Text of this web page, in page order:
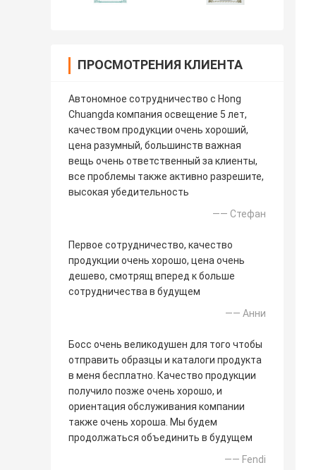
ПРОСМОТРЕНИЯ КЛИЕНТА
Автономное сотрудничество с Hong
Chuangda компания освещение 5 лет,
качеством продукции очень хороший,
цена разумный, большинств важная
вещь очень ответственный за клиенты,
все проблемы также активно разрешите,
высокая убедительность
—— Стефан
Первое сотрудничество, качество
продукции очень хорошо, цена очень
дешево, смотрящ вперед к больше
сотрудничества в будущем
—— Анни
Босс очень великодушен для того чтобы
отправить образцы и каталоги продукта
в меня бесплатно. Качество продукции
получило позже очень хорошо, и
ориентация обслуживания компании
также очень хороша. Мы будем
продолжаться объединить в будущем
—— Fendi